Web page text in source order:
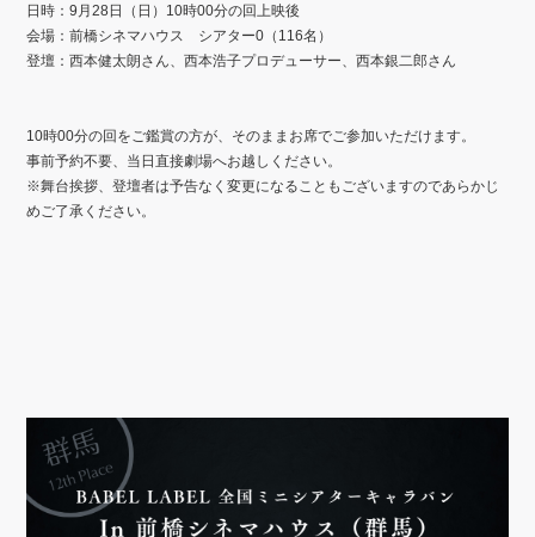
日時：9月28日（日）10時00分の回上映後
会場：前橋シネマハウス シアター0（116名）
登壇：西本健太朗さん、西本浩子プロデューサー、西本銀二郎さん
10時00分の回をご鑑賞の方が、そのままお席でご参加いただけます。
事前予約不要、当日直接劇場へお越しください。
※舞台挨拶、登壇者は予告なく変更になることもございますのであらかじ
めご了承ください。